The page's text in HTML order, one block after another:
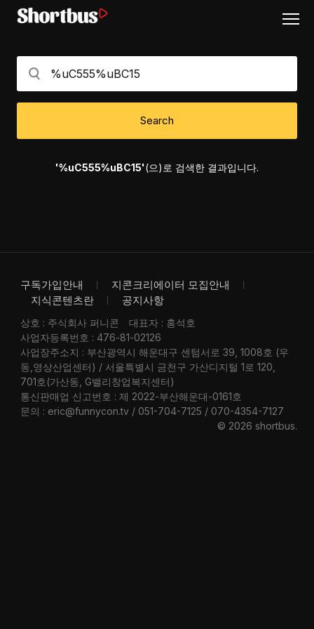
Search
'%uC555%uBC15'(으)로 검색한 결과입니다.
구독가입안내
지콘크리에이터 모집안내
지식콘텐츠란
공지사항
상호 : 주식회사 퍼니콘
대표자 : 홍석호
사업자등록번호 : 476-81-02126
사업장주소지 : 부산광역시 해운대구 센텀서로 39, 1008호 (우
동,영상산업센터) / 서울특별시 금천구 가산디지털 1로 120,
701호(가산동, G밸리창업복지센터)
통신판매업 신고번호 : 제 2022-부산해운대-0161호
문의 : eric@funnycon.tv / 051-704-7125 / 070-4354-7127
© 2026 shortbus.